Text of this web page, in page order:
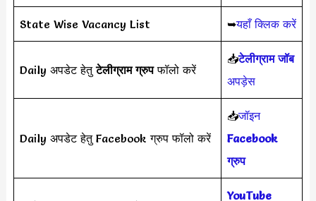
State Wise Vacancy List ➥यहाँ क्लिक करें
Daily अपडेट हेतुटेलीग्राम ग्रुपफॉलो करें
📥टेलीग्राम जॉब
अपड़ेस
Daily अपडेट हेतु Facebook ग्रुप फॉलो करें
📥जॉइन
Facebook
ग्रुप
YouTube